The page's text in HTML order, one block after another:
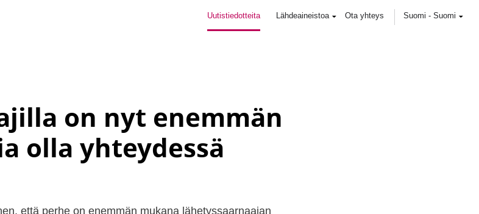
Uutistiedotteita Lähdeaineistoa Ota yhteys Suomi - Suomi
on nyt enemmän
olla yhteydessä
että perhe on enemmän mukana lähetyssaarnaajan